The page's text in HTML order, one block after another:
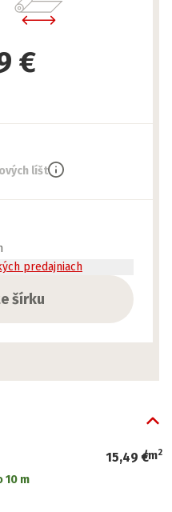
€
líšt
šírku
predajniach
15,49 €
/m2
10 m